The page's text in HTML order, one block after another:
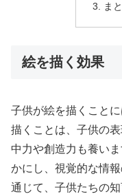
ま
絵を描く効果
子供が絵を描くこと
描くことは、子供の
中力や創造力も養い
かにし、視覚的な情
通じて、子供たちの